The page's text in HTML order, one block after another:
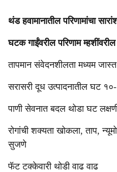
थंड हवामानातील परिणामांचा
घटक गाईंवरील परिणाम म्हशींवरील
तापमान संवेदनशीलता मध्यम जास्त
सरासरी दूध उत्पादनातील घट
पाणी सेवनात बदल थोडा घट
रोगांची शक्यता खोकला, ताप,
सुजणे
फॅट टक्केवारी थोडी वाढ वाढ